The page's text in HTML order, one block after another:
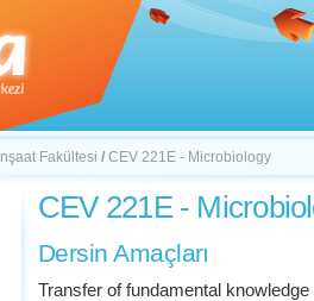
İnşaat Fakültesi / CEV 221E - Microbiology
CEV 221E -
Dersin Amaçları
Transfer of fundamental knowledge